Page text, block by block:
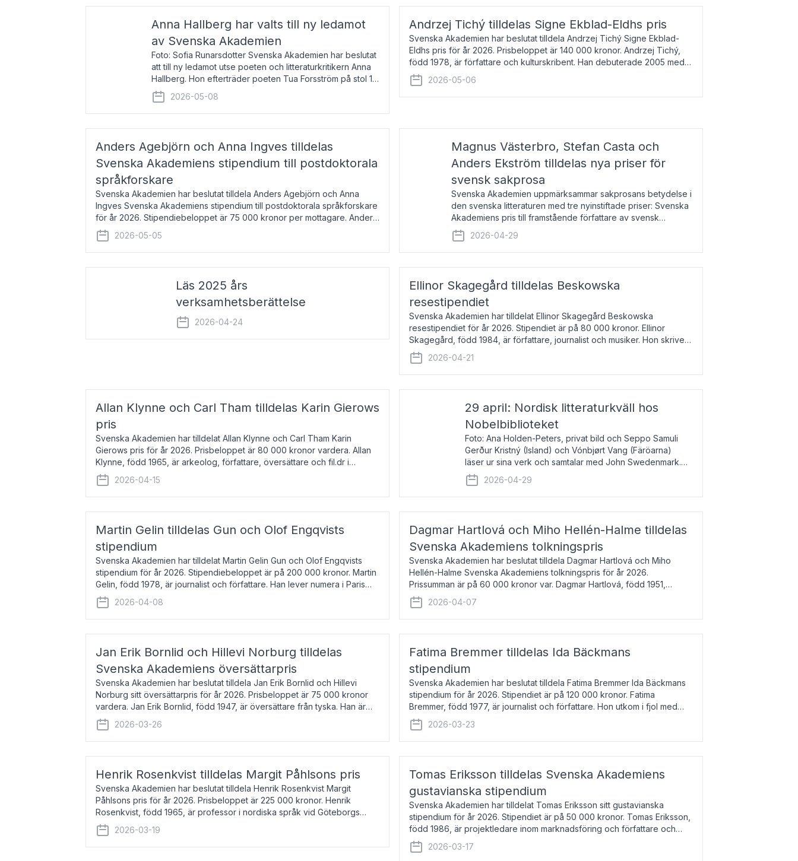
Anna Hallberg har valts till ny ledamot
av Svenska Akademien
Foto: Sofia Runarsdotter Svenska Akademien har beslutat
att till ny ledamot utse poeten och litteraturkritikern Anna
Hallberg. Hon efterträder poeten Tua Forsström på stol 18
och kommer att ta sitt inträde vid Akademiens
högtidssammankomst
2026-05-08
Andrzej Tichý tilldelas Signe Ekblad-Eldhs pris
Svenska Akademien har beslutat tilldela Andrzej Tichý Signe Ekblad-
Eldhs pris för år 2026. Prisbeloppet är 140 000 kronor. Andrzej Tichý,
född 1978, är författare och kulturskribent. Han debuterade 2005 med
den lovordade romanen Sex liter l
2026-05-06
Anders Agebjörn och Anna Ingves tilldelas
Svenska Akademiens stipendium till postdoktorala
språkforskare
Svenska Akademien har beslutat tilldela Anders Agebjörn och Anna
Ingves Svenska Akademiens stipendium till postdoktorala språkforskare
för år 2026. Stipendiebeloppet är 75 000 kronor per mottagare. Anders
Agebjörn, född 1984, är universitet
2026-05-05
Magnus Västerbro, Stefan Casta och
Anders Ekström tilldelas nya priser för
svensk sakprosa
Svenska Akademien uppmärksammar sakprosans betydelse i
den svenska litteraturen med tre nyinstiftade priser: Svenska
Akademiens pris till framstående författare av svensk
sakprosa som i år går till Magnus Västerbro, Svenska
Akademiens pris
2026-04-29
Läs 2025 års
verksamhetsberättelse
2026-04-24
Ellinor Skagegård tilldelas Beskowska
resestipendiet
Svenska Akademien har tilldelat Ellinor Skagegård Beskowska
resestipendiet för år 2026. Stipendiet är på 80 000 kronor. Ellinor
Skagegård, född 1984, är författare, journalist och musiker. Hon skriver
återkommande för Svenska Dagbladet, Ups
2026-04-21
Allan Klynne och Carl Tham tilldelas Karin Gierows
pris
Svenska Akademien har tilldelat Allan Klynne och Carl Tham Karin
Gierows pris för år 2026. Prisbeloppet är 80 000 kronor vardera. Allan
Klynne, född 1965, är arkeolog, författare, översättare och fil.dr i
antikens kultur och samhällsliv. Ut
2026-04-15
29 april: Nordisk litteraturkväll hos
Nobelbiblioteket
Foto: Ana Holden-Peters, privat bild och Seppo Samuli
Gerður Kristný (Island) och Vónbjørt Vang (Färöarna)
läser ur sina verk och samtalar med John Swedenmark.
De läser upp på färöiska, isländska och svenska och talar
om språk och poesi – o
2026-04-29
Martin Gelin tilldelas Gun och Olof Engqvists
stipendium
Svenska Akademien har tilldelat Martin Gelin Gun och Olof Engqvists
stipendium för år 2026. Stipendiebeloppet är på 200 000 kronor. Martin
Gelin, född 1978, är journalist och författare. Han lever numera i Paris
men var under många år bosat
2026-04-08
Dagmar Hartlová och Miho Hellén-Halme tilldelas
Svenska Akademiens tolkningspris
Svenska Akademien har beslutat tilldela Dagmar Hartlová och Miho
Hellén-Halme Svenska Akademiens tolkningspris för år 2026.
Prissumman är på 60 000 kronor var. Dagmar Hartlová, född 1951,
översätter huvudsakligen från svenska till tjeckiska
2026-04-07
Jan Erik Bornlid och Hillevi Norburg tilldelas
Svenska Akademiens översättarpris
Svenska Akademien har beslutat tilldela Jan Erik Bornlid och Hillevi
Norburg sitt översättarpris för år 2026. Prisbeloppet är 75 000 kronor
vardera. Jan Erik Bornlid, född 1947, är översättare från tyska. Han är
främst känd för sina översät
2026-03-26
Fatima Bremmer tilldelas Ida Bäckmans
stipendium
Svenska Akademien har beslutat tilldela Fatima Bremmer Ida Bäckmans
stipendium för år 2026. Stipendiet är på 120 000 kronor. Fatima
Bremmer, född 1977, är journalist och författare. Hon utkom i fjol med
boken Ligan. Klarakvarterens blodsyst
2026-03-23
Henrik Rosenkvist tilldelas Margit Påhlsons pris
Svenska Akademien har beslutat tilldela Henrik Rosenkvist Margit
Påhlsons pris för år 2026. Prisbeloppet är 225 000 kronor. Henrik
Rosenkvist, född 1965, är professor i nordiska språk vid Göteborgs
universitet. Han disputerade 2004 på avhan
2026-03-19
Tomas Eriksson tilldelas Svenska Akademiens
gustavianska stipendium
Svenska Akademien har tilldelat Tomas Eriksson sitt gustavianska
stipendium för år 2026. Stipendiet är på 50 000 kronor. Tomas Eriksson,
född 1986, är projektledare inom marknadsföring och författare och
utkom i fjol med boken Syndabocken.
2026-03-17